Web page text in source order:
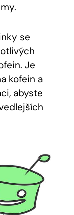
se
Je
kofein a⁣
‍abyste